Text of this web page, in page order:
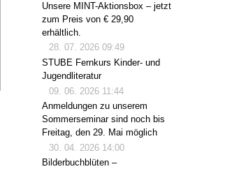
Unsere MINT-Aktionsbox – jetzt
zum Preis von € 29,90
erhältlich.
28. 07. 2026 09:49
STUBE Fernkurs Kinder- und
Jugendliteratur
09. 06. 2026 11:44
Anmeldungen zu unserem
Sommerseminar sind noch bis
Freitag, den 29. Mai möglich
30. 04. 2026 14:00
Bilderbuchblüten –